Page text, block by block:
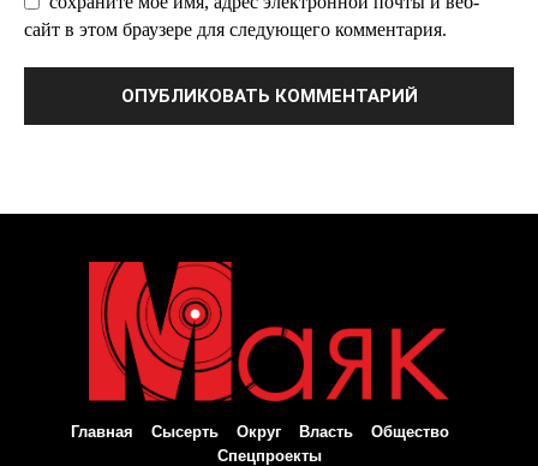
сайт в этом браузере для следующего комментария.
Главная Сысерть Округ Власть
Общество
Спецпроекты